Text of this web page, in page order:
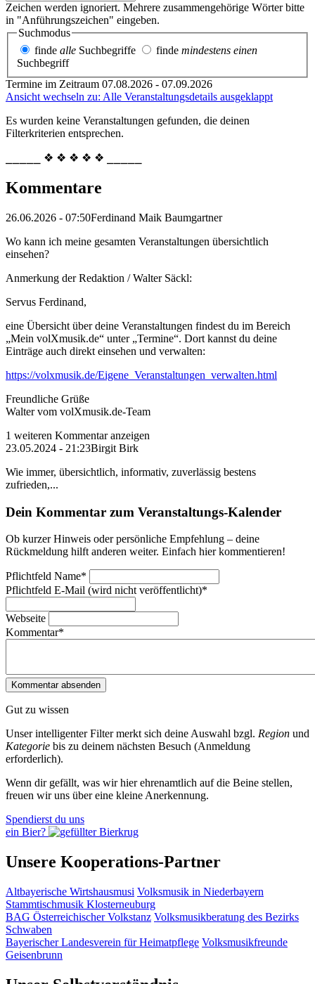
Zeichen werden ignoriert. Mehrere zusammengehörige Wörter bitte
in "Anführungszeichen" eingeben.
Suchmodus
finde alle Suchbegriffe finde mindestens einen
Suchbegriff
Termine im Zeitraum 07.08.2026 - 07.09.2026
Ansicht wechseln zu: Alle Veranstaltungsdetails ausgeklappt
Es wurden keine Veranstaltungen gefunden, die deinen
Filterkriterien entsprechen.
⎯⎯⎯⎯⎯ ❖ ❖ ❖ ❖ ❖ ⎯⎯⎯⎯⎯
Kommentare
26.06.2026 - 07:50Ferdinand Maik Baumgartner
Wo kann ich meine gesamten Veranstaltungen übersichtlich
einsehen?
Anmerkung der Redaktion /Walter Säckl:
Servus Ferdinand,
eine Übersicht über deine Veranstaltungen findest du im Bereich
„Mein volXmusik.de“ unter „Termine“. Dort kannst du deine
Einträge auch direkt einsehen und verwalten:
https://volxmusik.de/Eigene_Veranstaltungen_verwalten.html
Freundliche Grüße
Walter vom volXmusik.de-Team
1 weiteren Kommentar anzeigen
23.05.2024 - 21:23Birgit Birk
Wie immer, übersichtlich, informativ, zuverlässig bestens
zufrieden,...
Dein Kommentar zum Veranstaltungs-Kalender
Ob kurzer Hinweis oder persönliche Empfehlung – deine
Rückmeldung hilft anderen weiter. Einfach hier kommentieren!
Pflichtfeld Name*
Pflichtfeld E-Mail (wird nicht veröffentlicht)*
Webseite
Kommentar*
Gut zu wissen
Unser intelligenter Filter merkt sich deine Auswahl bzgl. Region und
Kategorie bis zu deinem nächsten Besuch (Anmeldung
erforderlich).
Wenn dir gefällt, was wir hier ehrenamtlich auf die Beine stellen,
freuen wir uns über eine kleine Anerkennung.
Spendierst du uns
ein Bier?
Unsere Kooperations-Partner
Altbayerische Wirtshausmusi Volksmusik in Niederbayern
Stammtischmusik Klosterneuburg
BAG Österreichischer Volkstanz Volksmusikberatung des Bezirks
Schwaben
Bayerischer Landesverein für Heimatpflege Volksmusikfreunde
Geisenbrunn